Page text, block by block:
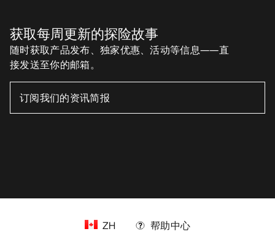
获取每周更新的探险故事
随时获取产品发布、独家优惠、活动等信息——直
接发送至你的邮箱。
ZH 帮助中心